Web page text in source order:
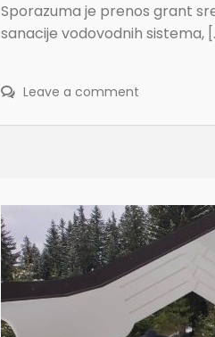
Sporazuma je prenos grant
sanacije vodovodnih sistema,
Leave a comment